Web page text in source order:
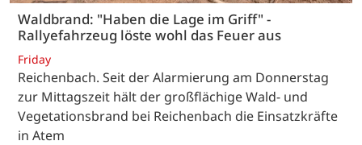
Waldbrand: "Haben die Lage im Griff" -
Rallyefahrzeug löste wohl das Feuer aus
Friday
Reichenbach. Seit der Alarmierung am Donnerstag
zur Mittagszeit hält der großflächige Wald- und
Vegetationsbrand bei Reichenbach die Einsatzkräfte
in Atem